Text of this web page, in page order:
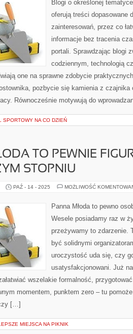
Blogi o określonej
oferują treści dopasowane
zainteresowań, przez co
informacje bez tracenia
portali. Sprawdzając blogi
codziennym, technologią
one na sprawne zdobycie
pozbycie się kamienia z czajnika
Równocześnie motywują do
SPORTOWY NA CO DZIEŃ
TO PEWNIE
STOPNIU
PAŹ - 14 - 2025 MOŻLIWOŚĆ
Panna Młoda to pewno
Wesele posiadamy raz w
przeżywamy to zdarzenie.
być solidnymi
uroczystość uda się, czy
usatysfakcjonowani. Już
wszelakie formalność,
momentem, punktem zero – tu
[…]
MIEJSCA NA PIKNIK